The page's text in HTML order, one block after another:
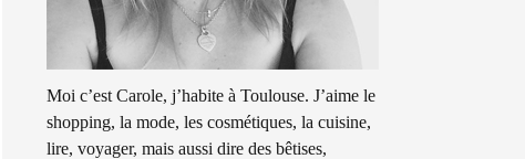
Moi c’est Carole, j’habite à Toulouse. J’aime le
shopping, la mode, les cosmétiques, la cuisine,
lire, voyager, mais aussi dire des bêtises,